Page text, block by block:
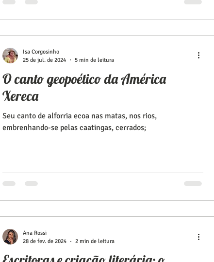
O canto geopoético da América
Xereca
Seu canto de alforria ecoa nas matas, nos rios,
embrenhando-se pelas caatingas, cerrados;
Isa Corgosinho
25 de jul. de 2024
5 min de leitura
Ana Rossi
28 de fev. de 2024
2 min de leitura